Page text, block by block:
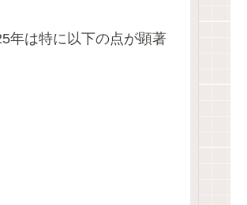
年は特に以下の点が顕著